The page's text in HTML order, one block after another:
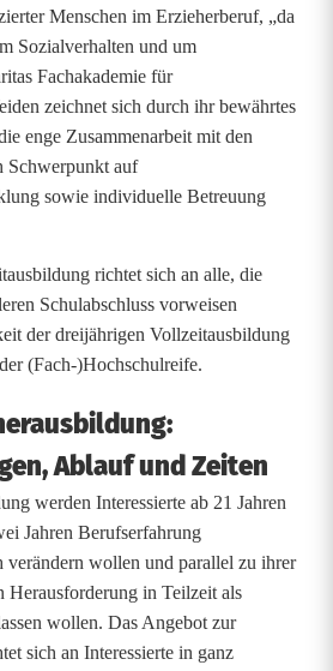
Menschen im Erzieherberuf, „da
Sozialverhalten und um
Fachakademie für
zeichnet sich durch ihr bewährtes
enge Zusammenarbeit mit den
Schwerpunkt auf
sowie individuelle Betreuung
richtet sich an alle, die
Schulabschluss vorweisen
der dreijährigen Vollzeitausbildung
(Fach-)Hochschulreife.
Ablauf und Zeiten
werden Interessierte ab 21 Jahren
Jahren Berufserfahrung
verändern wollen und parallel zu ihrer
Herausforderung in Teilzeit als
wollen. Das Angebot zur
sich an Interessierte in ganz